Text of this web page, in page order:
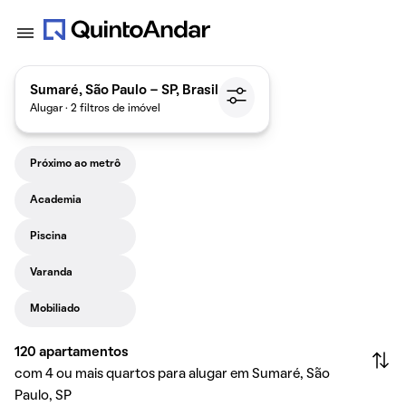
Sumaré, São Paulo - SP, Brasil
Alugar · 2 filtros de imóvel
Próximo ao metrô
Academia
Piscina
Varanda
Mobiliado
120 apartamentos
com 4 ou mais quartos para alugar em Sumaré, São
Paulo, SP